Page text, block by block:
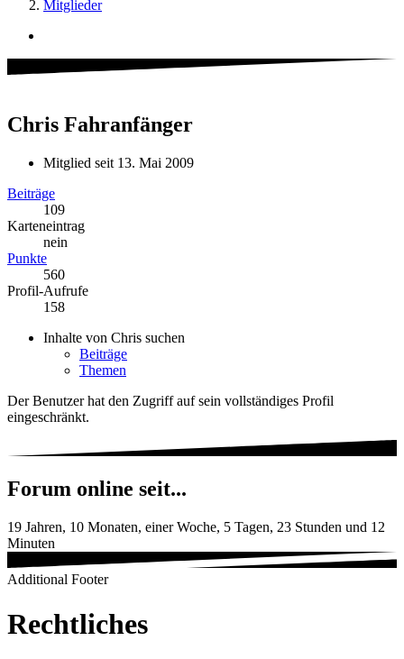
Mitglieder
Chris Fahranfänger
Mitglied seit 13. Mai 2009
Beiträge
109
Karteneintrag
nein
Punkte
560
Profil-Aufrufe
158
Inhalte von Chris suchen
Beiträge
Themen
Der Benutzer hat den Zugriff auf sein vollständiges Profil
eingeschränkt.
Forum online seit...
19 Jahren, 10 Monaten, einer Woche, 5 Tagen, 23 Stunden und 12
Minuten
Additional Footer
Rechtliches